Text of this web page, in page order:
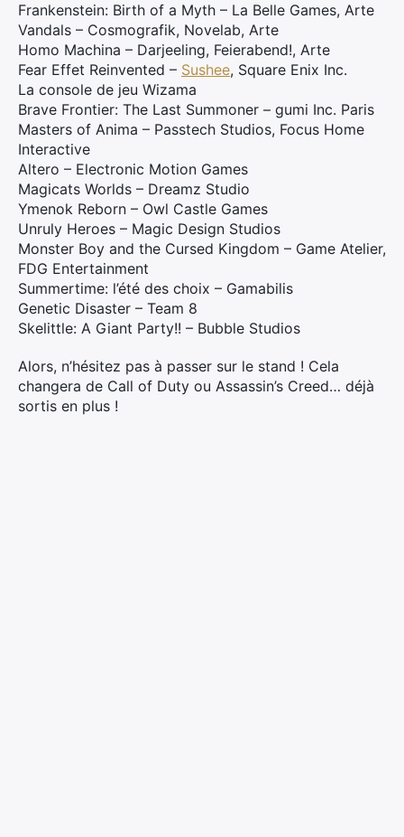
Frankenstein: Birth of a Myth – La Belle Games, Arte
Vandals – Cosmografik, Novelab, Arte
Homo Machina – Darjeeling, Feierabend!, Arte
Fear Effet Reinvented – Sushee, Square Enix Inc.
La console de jeu Wizama
Brave Frontier: The Last Summoner – gumi Inc. Paris
Masters of Anima – Passtech Studios, Focus Home
Interactive
Altero – Electronic Motion Games
Magicats Worlds – Dreamz Studio
Ymenok Reborn – Owl Castle Games
Unruly Heroes – Magic Design Studios
Monster Boy and the Cursed Kingdom – Game Atelier,
FDG Entertainment
Summertime: l’été des choix – Gamabilis
Genetic Disaster – Team 8
Skelittle: A Giant Party!! – Bubble Studios
Alors, n’hésitez pas à passer sur le stand ! Cela
changera de Call of Duty ou Assassin’s Creed… déjà
sortis en plus !